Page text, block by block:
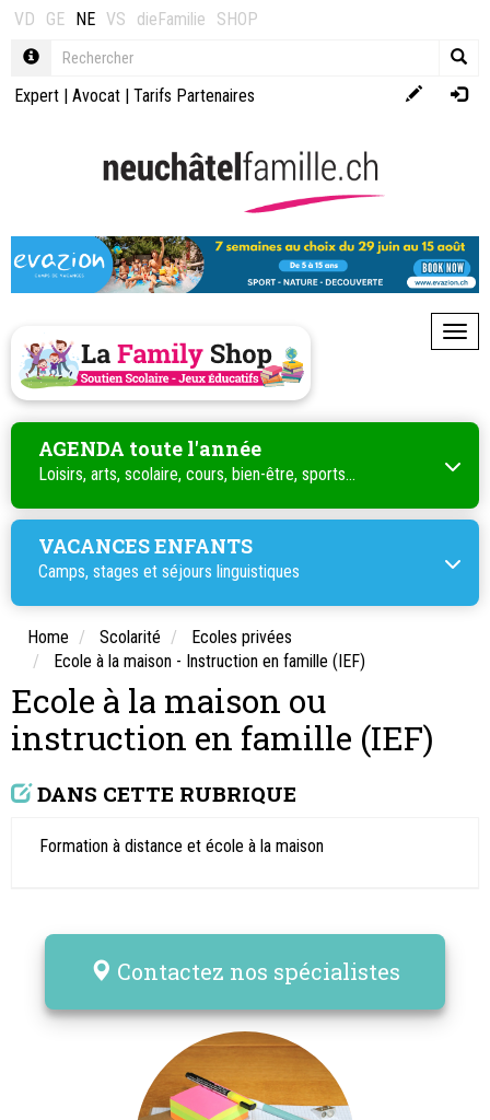
VD GE NE VS dieFamilie SHOP
Expert | Avocat | Tarifs Partenaires
AGENDA toute l'année
Loisirs, arts, scolaire, cours, bien-être, sports...
VACANCES ENFANTS
Camps, stages et séjours linguistiques
Home Scolarité
Ecoles privées
Ecole à la maison - Instruction en famille (IEF)
Ecole à la maison ou
instruction en famille (IEF)
DANS CETTE RUBRIQUE
Formation à distance et école à la maison
Contactez nos spécialistes